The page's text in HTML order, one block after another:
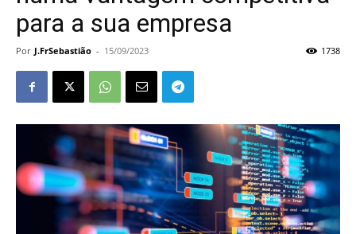
para a sua empresa
Por J.FrSebastião - 15/09/2023 1738